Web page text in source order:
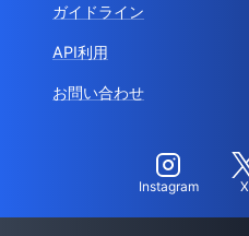
ガイドライン
API利用
お問い合わせ
Instagram X